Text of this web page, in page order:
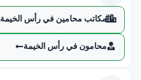
مكاتب محامين في رأس الخيمة
محامون في رأس الخيمة